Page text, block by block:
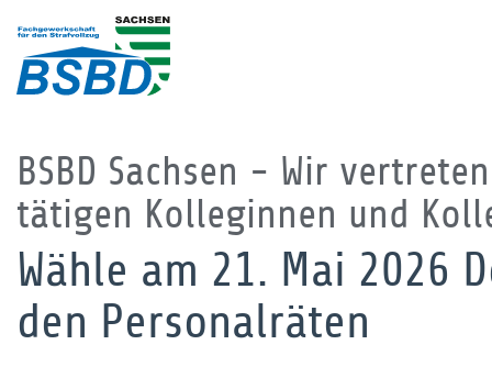
BSBD Sachsen - Wir
tätigen Kolleginnen und
Wähle am 21. Mai 2026
den Personalräten